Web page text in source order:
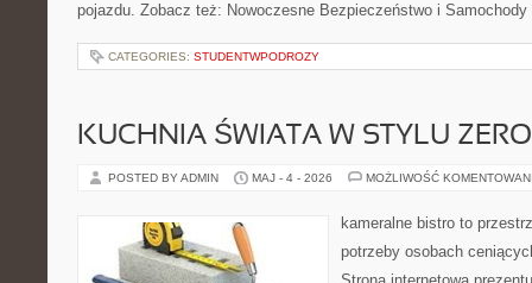
pojazdu. Zobacz też: Nowoczesne Bezpieczeństwo i
CATEGORIES: STUDENTWPODROZY
KUCHNIA ŚWIATA W STYLU
POSTED BY ADMIN MAJ - 4 - 2026 MOŻLIWOŚĆ
kameralne bistro to
potrzeby osobach